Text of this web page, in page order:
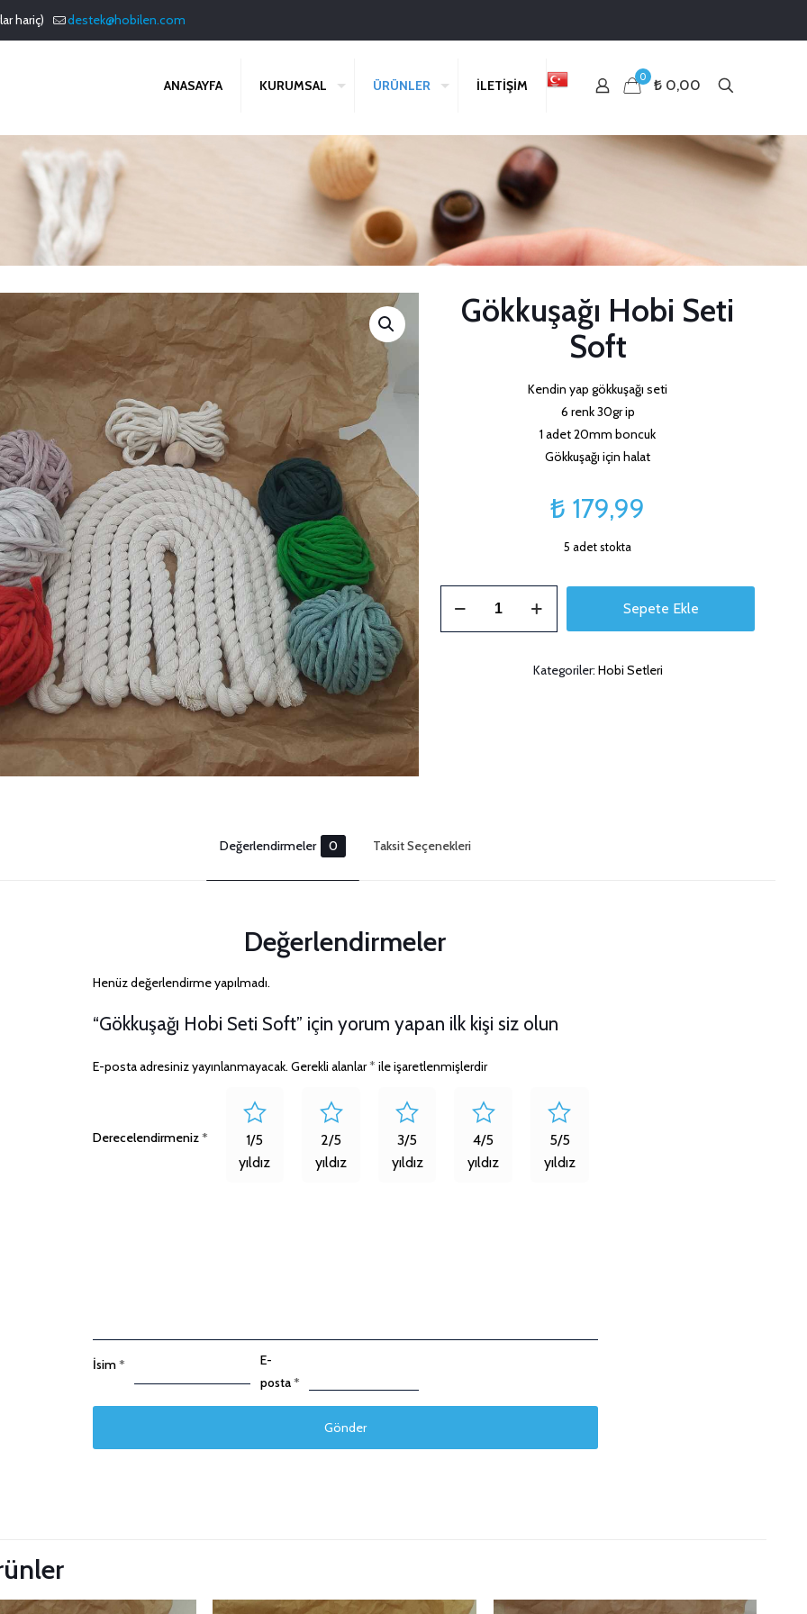
hariç) destek@hobilen.com
ANASAYFA KURUMSAL ÜRÜNLER İLETİŞİM
0 ₺ 0,00
Gökkuşağı Hobi Seti
Soft
Kendin yap gökkuşağı seti
6 renk 30gr ip
1 adet 20mm boncuk
Gökkuşağı için halat
₺ 179,99
5 adet stokta
Sepete Ekle
Kategoriler: Hobi Setleri
Değerlendirmeler 0 Taksit Seçenekleri
Değerlendirmeler
Henüz değerlendirme yapılmadı.
“Gökkuşağı Hobi Seti Soft” için yorum yapan ilk kişi siz olun
E-posta adresiniz yayınlanmayacak. Gerekli alanlar* ile işaretlenmişlerdir
Derecelendirmeniz*
1/5
yıldız
2/5
yıldız
3/5
yıldız
4/5
yıldız
5/5
yıldız
İsim*
E-
posta*